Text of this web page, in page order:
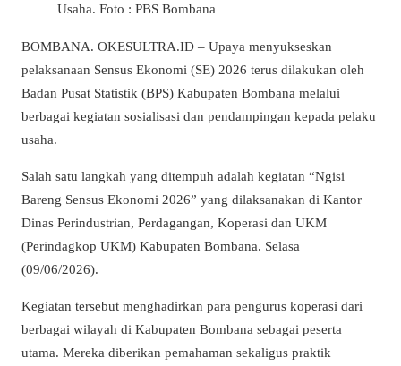
Usaha. Foto : PBS Bombana
BOMBANA. OKESULTRA.ID – Upaya menyukseskan
pelaksanaan Sensus Ekonomi (SE) 2026 terus dilakukan oleh
Badan Pusat Statistik (BPS) Kabupaten Bombana melalui
berbagai kegiatan sosialisasi dan pendampingan kepada pelaku
usaha.
Salah satu langkah yang ditempuh adalah kegiatan “Ngisi
Bareng Sensus Ekonomi 2026” yang dilaksanakan di Kantor
Dinas Perindustrian, Perdagangan, Koperasi dan UKM
(Perindagkop UKM) Kabupaten Bombana. Selasa
(09/06/2026).
Kegiatan tersebut menghadirkan para pengurus koperasi dari
berbagai wilayah di Kabupaten Bombana sebagai peserta
utama. Mereka diberikan pemahaman sekaligus praktik